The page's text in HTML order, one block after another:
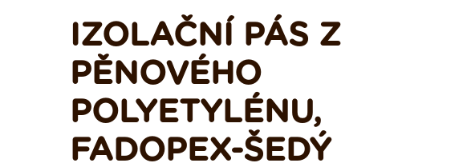
IZOLAČNÍ PÁS Z
PĚNOVÉHO
POLYETYLÉNU,
FADOPEX-ŠEDÝ